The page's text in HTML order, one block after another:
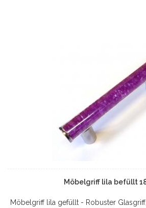
Möbelgriff lila befüllt
Möbelgriff lila gefüllt - Robuster